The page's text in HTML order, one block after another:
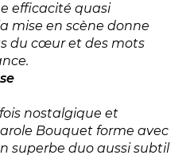
efficacité quasi
mise en scène donne
du cœur et des mots
nostalgique et
Bouquet forme avec
superbe duo aussi subtil